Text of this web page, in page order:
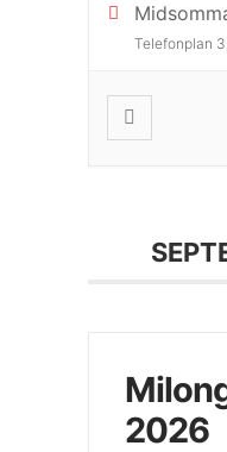
Telefonplan
2026